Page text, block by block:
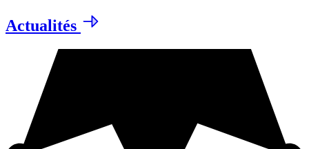
Actualités